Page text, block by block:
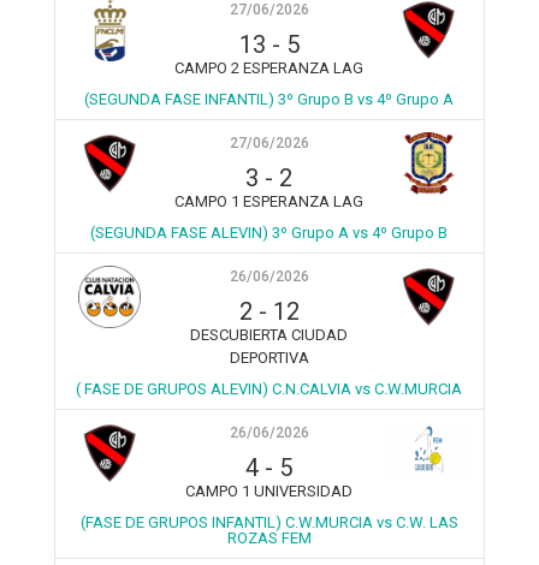
27/06/2026
13 - 5
CAMPO 2 ESPERANZA LAG
(SEGUNDA FASE INFANTIL) 3º Grupo B vs 4º Grupo A
27/06/2026
3 - 2
CAMPO 1 ESPERANZA LAG
(SEGUNDA FASE ALEVIN) 3º Grupo A vs 4º Grupo B
26/06/2026
2 - 12
DESCUBIERTA CIUDAD
DEPORTIVA
( FASE DE GRUPOS ALEVIN) C.N.CALVIA vs C.W.MURCIA
26/06/2026
4 - 5
CAMPO 1 UNIVERSIDAD
(FASE DE GRUPOS INFANTIL) C.W.MURCIA vs C.W. LAS
ROZAS FEM